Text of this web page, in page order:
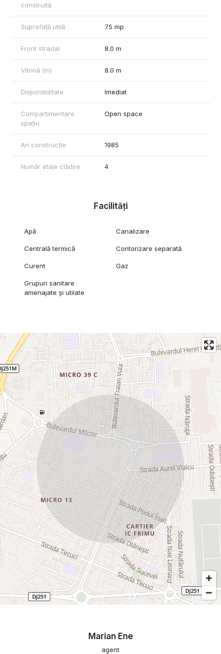
construită
Suprafață utilă 75 mp
Front stradal 8.0 m
Vitrină (m) 8.0 m
Disponibilitate Imediat
Compartimentare
spațiu
Open space
An construcție 1985
Număr etaje clădire 4
Facilități
Apă Canalizare
Centrală termică Contorizare separată
Curent Gaz
Grupuri sanitare
amenajate și utilate
Marian Ene
agent